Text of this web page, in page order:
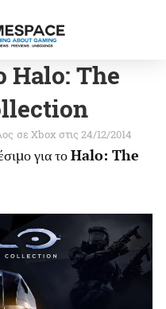
Halo: The
σε Xbox στις 24/12/2014
για τοHalo: The